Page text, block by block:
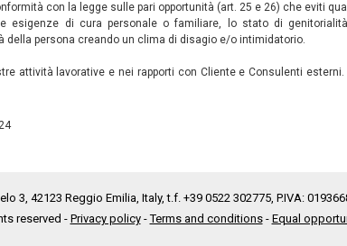
con la legge sulle pari opportunità (art. 25 e 26) che eviti
esigenze di cura personale o familiare, lo stato di
persona creando un clima di disagio e/o intimidatorio.
attività lavorative e nei rapporti con Cliente e Consulenti
3, 42123 Reggio Emilia, Italy, t.f. +39 0522 302775, P.IVA:
reserved - Privacy policy-Terms and conditions- Equal